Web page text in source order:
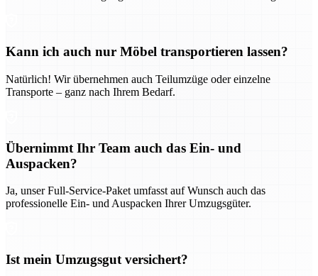
Kann ich auch nur Möbel transportieren lassen?
Natürlich! Wir übernehmen auch Teilumzüge oder einzelne
Transporte – ganz nach Ihrem Bedarf.
Übernimmt Ihr Team auch das Ein- und
Auspacken?
Ja, unser Full-Service-Paket umfasst auf Wunsch auch das
professionelle Ein- und Auspacken Ihrer Umzugsgüter.
Ist mein Umzugsgut versichert?